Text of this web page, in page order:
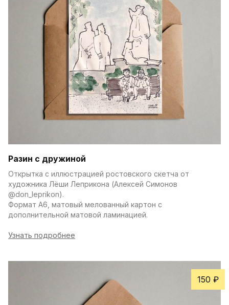
Разин с дружиной
Открытка с иллюстрацией ростовского скетча от
художника Лёши Леприкона (Алексей Симонов
@don_leprikon).
Формат А6, матовый мелованный картон с
дополнительной матовой ламинацией.
Узнать подробнее
150 ₽